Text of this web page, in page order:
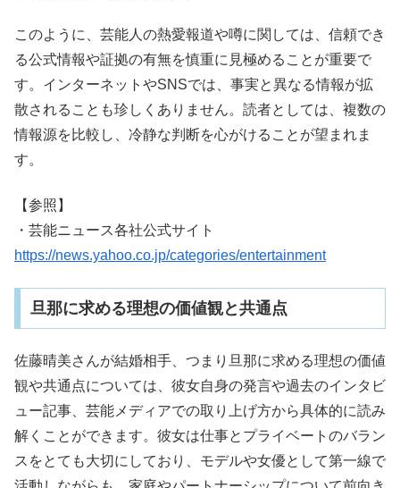
このように、芸能人の熱愛報道や噂に関しては、信頼でき
る公式情報や証拠の有無を慎重に見極めることが重要で
す。インターネットやSNSでは、事実と異なる情報が拡
散されることも珍しくありません。読者としては、複数の
情報源を比較し、冷静な判断を心がけることが望まれま
す。
【参照】
・芸能ニュース各社公式サイト
https://news.yahoo.co.jp/categories/entertainment
旦那に求める理想の価値観と共通点
佐藤晴美さんが結婚相手、つまり旦那に求める理想の価値
観や共通点については、彼女自身の発言や過去のインタビ
ュー記事、芸能メディアでの取り上げ方から具体的に読み
解くことができます。彼女は仕事とプライベートのバラン
スをとても大切にしており、モデルや女優として第一線で